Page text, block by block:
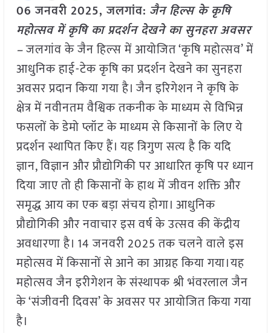
06 जनवरी 2025,जलगांव: जैन हिल्स के कृषि
महोत्सव में कृषि का प्रदर्शन देखने का सुनहरा अवसर
–जलगांव के जैन हिल्स में आयोजित ‘कृषि महोत्सव’ में
आधुनिक हाई-टेक कृषि का प्रदर्शन देखने का सुनहरा
अवसर प्रदान किया गया है। जैन इरिगेशन ने कृषि के
क्षेत्र में नवीनतम वैश्विक तकनीक के माध्यम से विभिन्न
फसलों के डेमो प्लॉट के माध्यम से किसानों के लिए ये
प्रदर्शन स्थापित किए हैं। यह त्रिगुण सत्य है कि यदि
ज्ञान, विज्ञान और प्रौद्योगिकी पर आधारित कृषि पर ध्यान
दिया जाए तो ही किसानों के हाथ में जीवन शक्ति और
समृद्ध आय का एक बड़ा संचय होगा। आधुनिक
प्रौद्योगिकी और नवाचार इस वर्ष के उत्सव की केंद्रीय
अवधारणा है। 14 जनवरी 2025 तक चलने वाले इस
महोत्सव में किसानों से आने का आग्रह किया गया।यह
महोत्सव जैन इरीगेशन के संस्थापक श्री भंवरलाल जैन
के ‘संजीवनी दिवस’ के अवसर पर आयोजित किया गया
है।